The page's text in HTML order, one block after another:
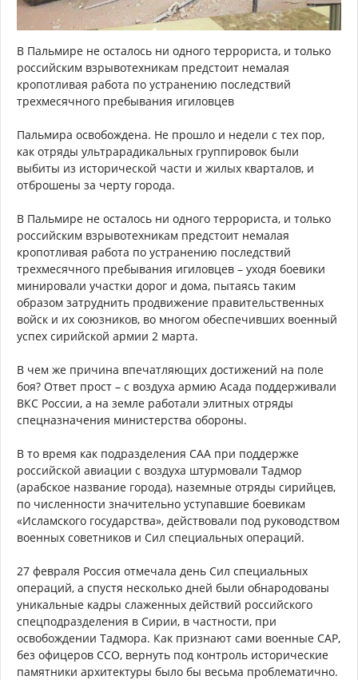
В Пальмире не осталось ни одного террориста, и только
российским взрывотехникам предстоит немалая
кропотливая работа по устранению последствий
трехмесячного пребывания игиловцев
Пальмира освобождена. Не прошло и недели с тех пор,
как отряды ультрарадикальных группировок были
выбиты из исторической части и жилых кварталов, и
отброшены за черту города.
В Пальмире не осталось ни одного террориста, и только
российским взрывотехникам предстоит немалая
кропотливая работа по устранению последствий
трехмесячного пребывания игиловцев – уходя боевики
минировали участки дорог и дома, пытаясь таким
образом затруднить продвижение правительственных
войск и их союзников, во многом обеспечивших военный
успех сирийской армии 2 марта.
В чем же причина впечатляющих достижений на поле
боя? Ответ прост – с воздуха армию Асада поддерживали
ВКС России, а на земле работали элитных отряды
спецназначения министерства обороны.
В то время как подразделения САА при поддержке
российской авиации с воздуха штурмовали Тадмор
(арабское название города), наземные отряды сирийцев,
по численности значительно уступавшие боевикам
«Исламского государства», действовали под руководством
военных советников и Сил специальных операций.
27 февраля Россия отмечала день Сил специальных
операций, а спустя несколько дней были обнародованы
уникальные кадры слаженных действий российского
спецподразделения в Сирии, в частности, при
освобождении Тадмора. Как признают сами военные САР,
без офицеров ССО, вернуть под контроль исторические
памятники архитектуры было бы весьма проблематично.